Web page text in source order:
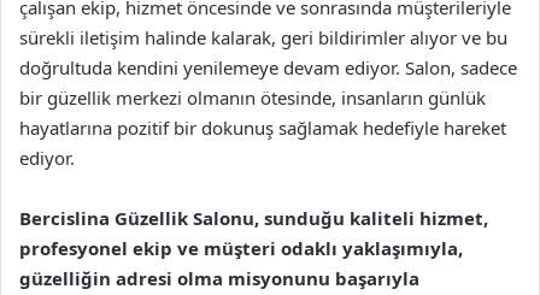
çalışan ekip, hizmet öncesinde ve sonrasında müşterileriyle
sürekli iletişim halinde kalarak, geri bildirimler alıyor ve bu
doğrultuda kendini yenilemeye devam ediyor. Salon, sadece
bir güzellik merkezi olmanın ötesinde, insanların günlük
hayatlarına pozitif bir dokunuş sağlamak hedefiyle hareket
ediyor.
Bercislina Güzellik Salonu, sunduğu kaliteli hizmet,
profesyonel ekip ve müşteri odaklı yaklaşımıyla,
güzelliğin adresi olma misyonunu başarıyla